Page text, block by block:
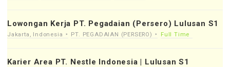
Lowongan Kerja PT. Pegadaian (Persero) Lulusan S1
Jakarta, Indonesia PT. PEGADAIAN (PERSERO) Full Time
Karier Area PT. Nestle Indonesia | Lulusan S1